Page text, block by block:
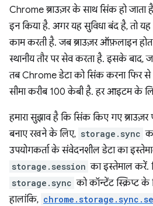
Chrome ब्राउज़र के साथ सिंक हो जाता
इन किया है. अगर यह सुविधा बंद है, तो यह
काम करती है. जब ब्राउज़र ऑफ़लाइन
स्थानीय तौर पर सेव करता है. इसके बाद,
तब Chrome डेटा को सिंक करना फिर
सीमा करीब 100 केबी है. हर आइटम के
हमारा सुझाव है कि सिंक किए गए ब्राउज़र
बनाए रखने के लिए, storage.sync
उपयोगकर्ता के संवेदनशील डेटा का
storage.session का इस्तेमाल करें.
storage.sync को कॉन्टेंट स्क्रिप्ट के
हालांकि,